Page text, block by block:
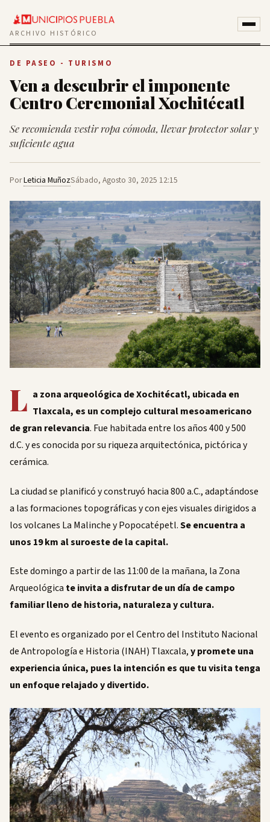
ARCHIVO HISTÓRICO
DE PASEO - TURISMO
Ven a descubrir el imponente
Centro Ceremonial Xochitécatl
Se recomienda vestir ropa cómoda, llevar protector solar y
suficiente agua
PorLeticia MuñozSábado, Agosto 30, 2025 12:15
L a zona arqueológica de Xochitécatl, ubicada en
Tlaxcala, es un complejo cultural mesoamericano
de gran relevancia. Fue habitada entre los años 400 y 500
d.C. y es conocida por su riqueza arquitectónica, pictórica y
cerámica.
La ciudad se planificó y construyó hacia 800 a.C., adaptándose
a las formaciones topográficas y con ejes visuales dirigidos a
los volcanes La Malinche y Popocatépetl.Se encuentra a
unos 19 km al suroeste de la capital.
Este domingo a partir de las 11:00 de la mañana, la Zona
Arqueológica te invita a disfrutar de un día de campo
familiar lleno de historia, naturaleza y cultura.
El evento es organizado por el Centro del Instituto Nacional
de Antropología e Historia (INAH) Tlaxcala,y promete una
experiencia única, pues la intención es que tu visita tenga
un enfoque relajado y divertido.